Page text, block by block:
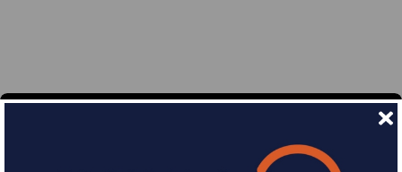
Divide en 3 sin coste o hasta en 18 meses por una